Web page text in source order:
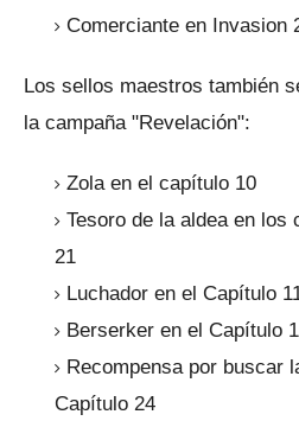
Comerciante en Invasion
Los sellos maestros también
la campaña "Revelación":
Zola en el capítulo 10
Tesoro de la aldea en los
21
Luchador en el Capítulo
Berserker en el Capítulo
Recompensa por buscar
Capítulo 24